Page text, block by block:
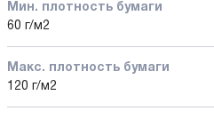
Мин. плотность бумаги
60 г/м2
Макс. плотность бумаги
120 г/м2